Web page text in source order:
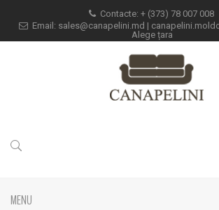
Contacte: + (373) 78 007 008
Email: sales@canapelini.md |
Alege țara
MENU